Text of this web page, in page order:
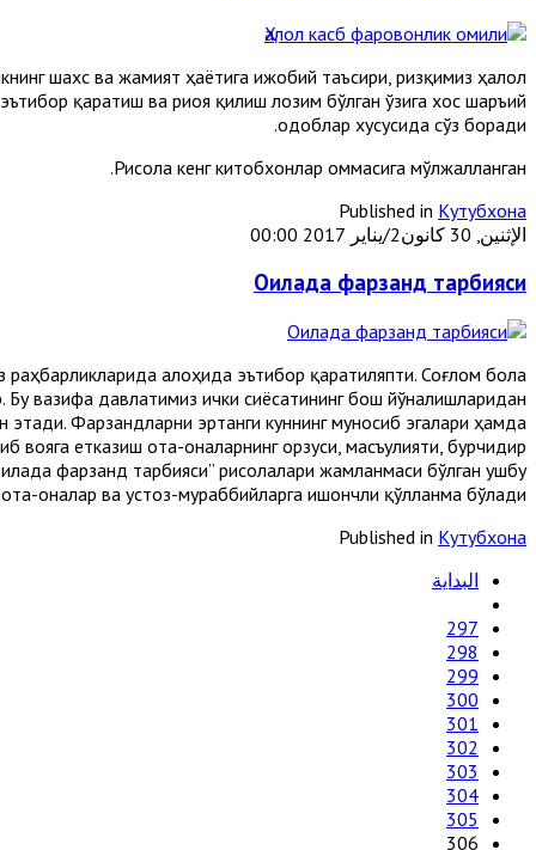
шахс ва жамият ҳаётига ижобий таъсири, ризқимиз ҳалол
қаратиш ва риоя қилиш лозим бўлган ўзига хос шаръий
одоблар хусусида сўз боради.
Рисола кенг китобхонлар оммасига мўлжалланган.
Published in Кутубхона
الإثنين, 30 كانون2/يناير 2017 00:00
Оилада фарзанд тарбияси
алоҳида эътибор қаратиляпти. Соғлом бола
вазифа давлатимиз ички сиёсатининг бош йўналишларидан
Фарзандларни эртанги куннинг муносиб эгалари ҳамда
вояга етказиш ота-оналарнинг орзуси, масъулияти, бурчидир.
фарзанд тарбияси” рисолалари жамланмаси бўлган ушбу
оналар ва устоз-мураббийларга ишончли қўлланма бўлади.
Published in Кутубхона
البداية
297
298
299
300
301
302
303
304
305
306